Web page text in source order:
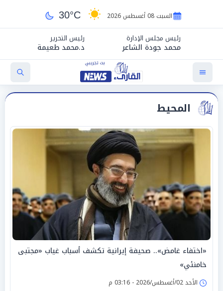
السبت 08 أغسطس 2026 30°C
رئيس مجلس الإدارة
محمد جودة الشاعر
رئيس التحرير
د.محمد طعيمة
المحيط
«اختفاء غامض».. صحيفة إيرانية تكشف أسباب غياب «مجتبى
خامنئي»
الأحد 02/أغسطس/2026 - 03:16 م